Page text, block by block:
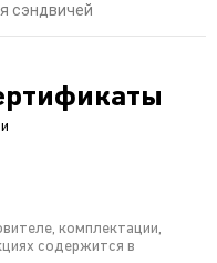
сэндвичей
комплектации,
содержится в